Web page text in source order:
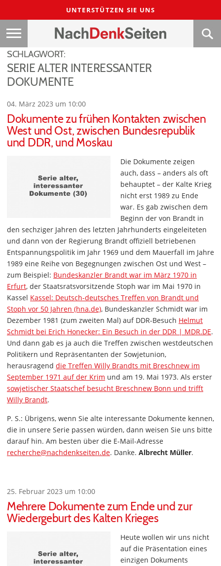
UNTERSTÜTZEN SIE UNS
SCHLAGWORT:
SERIE ALTER INTERESSANTER
DOKUMENTE
04. März 2023 um 10:00
Dokumente zu frühen Kontakten zwischen
West und Ost, zwischen Bundesrepublik
und DDR, und Moskau
Die Dokumente zeigen
auch, dass – anders als oft
behauptet – der Kalte Krieg
nicht erst 1989 zu Ende
war. Es gab zwischen dem
Beginn der von Brandt in
den sechziger Jahren des letzten Jahrhunderts eingeleiteten
und dann von der Regierung Brandt offiziell betriebenen
Entspannungspolitik im Jahr 1969 und dem Mauerfall im Jahre
1989 eine Reihe von Begegnungen zwischen Ost und West –
zum Beispiel: Bundeskanzler Brandt war im März 1970 in
Erfurt, der Staatsratsvorsitzende Stoph war im Mai 1970 in
Kassel Kassel: Deutsch-deutsches Treffen von Brandt und
Stoph vor 50 Jahren (hna.de), Bundeskanzler Schmidt war im
Dezember 1981 (zum zweiten Mal) auf DDR-Besuch Helmut
Schmidt bei Erich Honecker: Ein Besuch in der DDR | MDR.DE.
Und dann gab es ja auch die Treffen zwischen westdeutschen
Politikern und Repräsentanten der Sowjetunion,
herausragend die Treffen Willy Brandts mit Breschnew im
September 1971 auf der Krim und am 19. Mai 1973. Als erster
sowjetischer Staatschef besucht Breschnew Bonn und trifft
Willy Brandt.
P. S.: Übrigens, wenn Sie alte interessante Dokumente kennen,
die in unsere Serie passen würden, dann weisen Sie uns bitte
darauf hin. Am besten über die E-Mail-Adresse
recherche@nachdenkseiten.de. Danke. Albrecht Müller.
25. Februar 2023 um 10:00
Mehrere Dokumente zum Ende und zur
Wiedergeburt des Kalten Krieges
Heute wollen wir uns nicht
auf die Präsentation eines
einzigen Dokuments